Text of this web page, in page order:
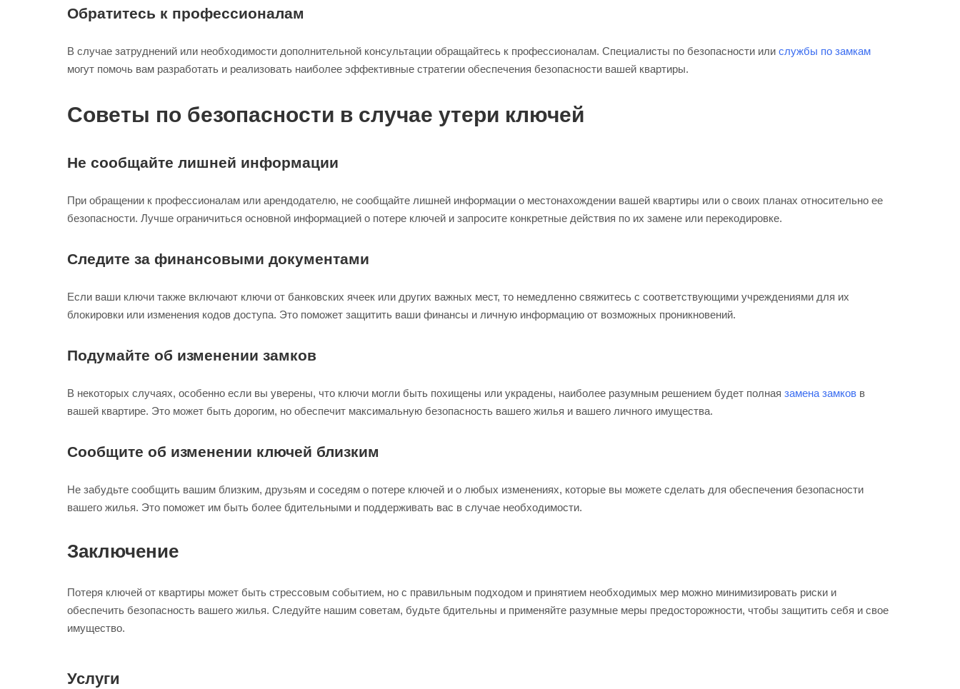
Обратитесь к профессионалам
В случае затруднений или необходимости дополнительной консультации обращайтесь к профессионалам. Специалисты по безопасности или службы по замкам
могут помочь вам разработать и реализовать наиболее эффективные стратегии обеспечения безопасности вашей квартиры.
Советы по безопасности в случае утери ключей
Не сообщайте лишней информации
При обращении к профессионалам или арендодателю, не сообщайте лишней информации о местонахождении вашей квартиры или о своих планах относительно ее
безопасности. Лучше ограничиться основной информацией о потере ключей и запросите конкретные действия по их замене или перекодировке.
Следите за финансовыми документами
Если ваши ключи также включают ключи от банковских ячеек или других важных мест, то немедленно свяжитесь с соответствующими учреждениями для их
блокировки или изменения кодов доступа. Это поможет защитить ваши финансы и личную информацию от возможных проникновений.
Подумайте об изменении замков
В некоторых случаях, особенно если вы уверены, что ключи могли быть похищены или украдены, наиболее разумным решением будет полная замена замков в
вашей квартире. Это может быть дорогим, но обеспечит максимальную безопасность вашего жилья и вашего личного имущества.
Сообщите об изменении ключей близким
Не забудьте сообщить вашим близким, друзьям и соседям о потере ключей и о любых изменениях, которые вы можете сделать для обеспечения безопасности
вашего жилья. Это поможет им быть более бдительными и поддерживать вас в случае необходимости.
Заключение
Потеря ключей от квартиры может быть стрессовым событием, но с правильным подходом и принятием необходимых мер можно минимизировать риски и
обеспечить безопасность вашего жилья. Следуйте нашим советам, будьте бдительны и применяйте разумные меры предосторожности, чтобы защитить себя и свое
имущество.
Услуги